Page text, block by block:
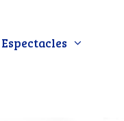
Espectacles